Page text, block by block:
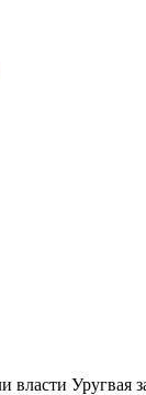
Уругвая